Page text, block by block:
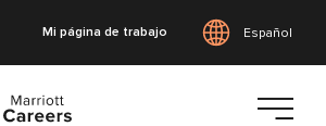
Mi página de trabajo Español